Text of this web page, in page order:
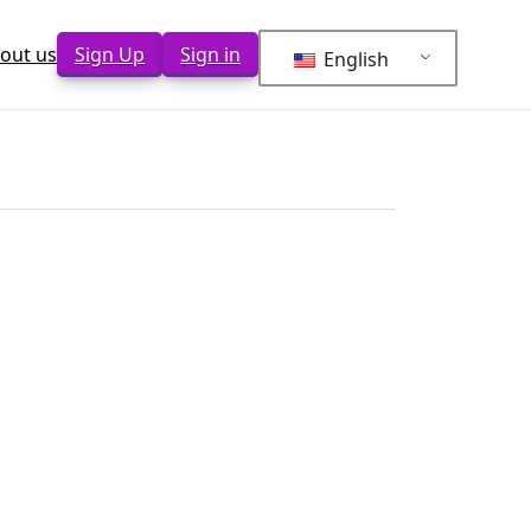
us Sign Up Sign in English